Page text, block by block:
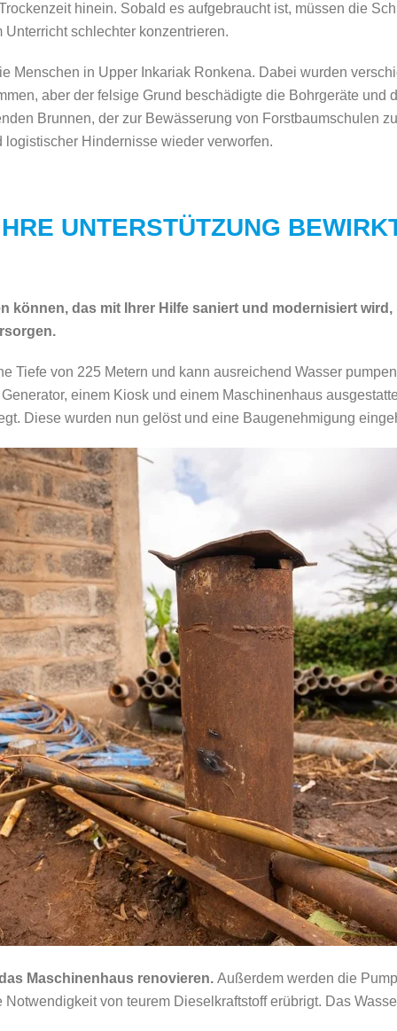
hinein. Sobald es aufgebraucht ist, müssen die
schlechter konzentrieren.
Menschen in Upper Inkariak Ronkena. Dabei wurden
aber der felsige Grund beschädigte die Bohrgeräte und
Brunnen, der zur Bewässerung von Forstbaumschulen
Hindernisse wieder verworfen.
UNTERSTÜTZUNG
können, das mit Ihrer Hilfe saniert und modernisiert
Tiefe von 225 Metern und kann ausreichend Wasser
einem Kiosk und einem Maschinenhaus
Diese wurden nun gelöst und eine Baugenehmigung
Maschinenhaus renovieren. Außerdem werden die
von teurem Dieselkraftstoff erübrigt. Das